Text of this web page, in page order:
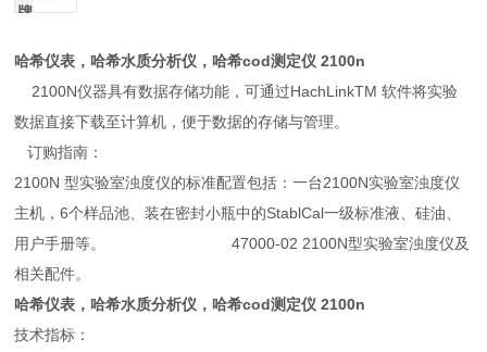
牌
哈希仪表，哈希水质分析仪，哈希cod测定仪 2100n
2100N仪器具有数据存储功能，可通过HachLinkTM 软件将实验
数据直接下载至计算机，便于数据的存储与管理。
订购指南：
2100N 型实验室浊度仪的标准配置包括：一台2100N实验室浊度仪
主机，6个样品池、装在密封小瓶中的StablCal一级标准液、硅油、
用户手册等。 47000-02 2100N型实验室浊度仪及
相关配件。
哈希仪表，哈希水质分析仪，哈希cod测定仪 2100n
技术指标：